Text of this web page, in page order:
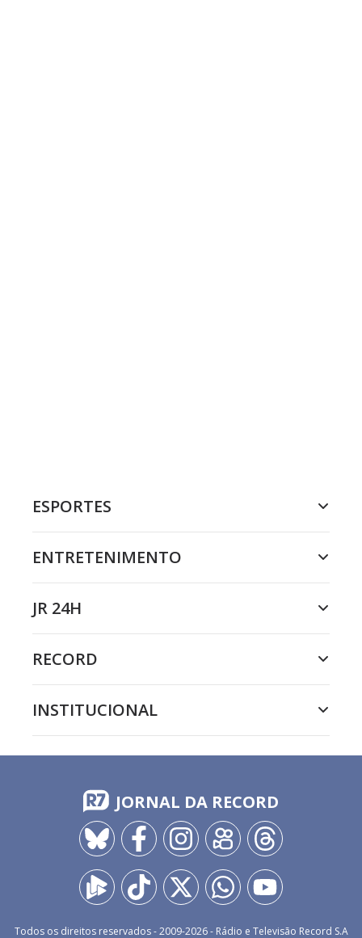
ESPORTES
ENTRETENIMENTO
JR 24H
RECORD
INSTITUCIONAL
JORNAL DA RECORD
Todos os direitos reservados - 2009-2026- Rádio e Televisão Record S.A